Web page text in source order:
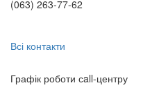
(063) 263-77-62
Всі контакти
Графік роботи сall-центру